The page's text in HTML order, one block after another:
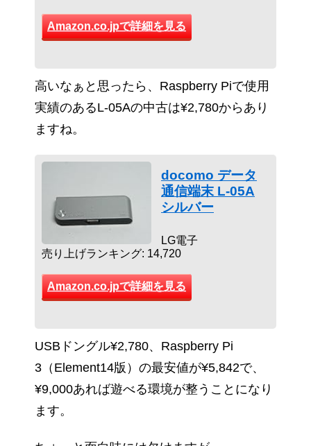
Amazon.co.jpで詳細を見る
高いなぁと思ったら、Raspberry Piで使用
実績のあるL-05Aの中古は¥2,780からあり
ますね。
docomo データ
通信端末 L-05A
シルバー
LG電子
売り上げランキング: 14,720
Amazon.co.jpで詳細を見る
USBドングル¥2,780、Raspberry Pi
3（Element14版）の最安値が¥5,842で、
¥9,000あれば遊べる環境が整うことになり
ます。